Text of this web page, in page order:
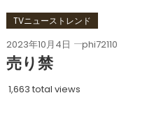
TVニューストレンド
2023年10月4日 phi72110
売り禁
1,663 total views